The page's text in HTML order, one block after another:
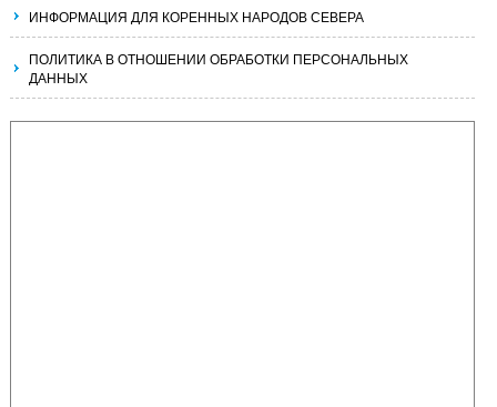
ИНФОРМАЦИЯ ДЛЯ КОРЕННЫХ НАРОДОВ СЕВЕРА
ПОЛИТИКА В ОТНОШЕНИИ ОБРАБОТКИ ПЕРСОНАЛЬНЫХ
ДАННЫХ